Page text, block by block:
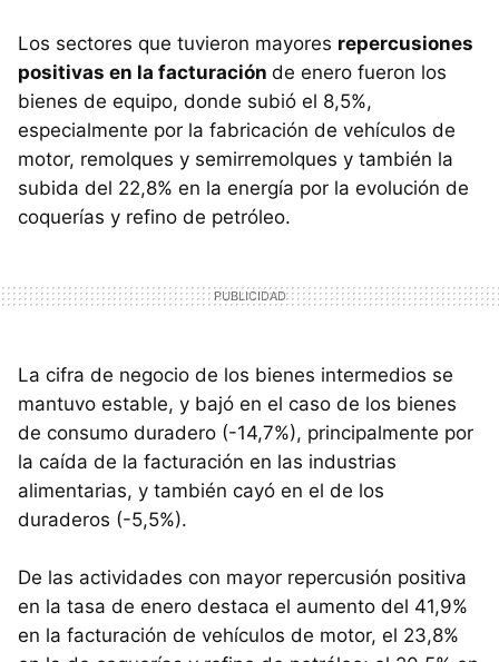
Los sectores que tuvieron mayores repercusiones
positivas en la facturación de enero fueron los
bienes de equipo, donde subió el 8,5%,
especialmente por la fabricación de vehículos de
motor, remolques y semirremolques y también la
subida del 22,8% en la energía por la evolución de
coquerías y refino de petróleo.
La cifra de negocio de los bienes intermedios se
mantuvo estable, y bajó en el caso de los bienes
de consumo duradero (-14,7%), principalmente por
la caída de la facturación en las industrias
alimentarias, y también cayó en el de los
duraderos (-5,5%).
De las actividades con mayor repercusión positiva
en la tasa de enero destaca el aumento del 41,9%
en la facturación de vehículos de motor, el 23,8%